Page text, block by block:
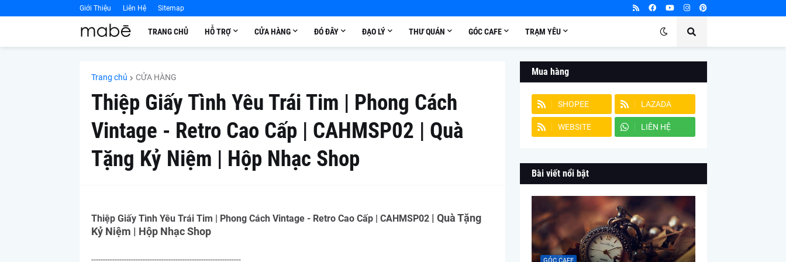
Giới Thiệu Liên Hệ Sitemap
TRANG CHỦ HỖ TRỢ CỬA HÀNG ĐÓ ĐÂY ĐẠO LÝ THƯ QUÁN GÓC CAFE TRẠM YÊU
Trang chủ CỬA HÀNG
Thiệp Giấy Tình Yêu Trái Tim | Phong Cách
Vintage - Retro Cao Cấp | CAHMSP02 | Quà
Tặng Kỷ Niệm | Hộp Nhạc Shop
Thiệp Giấy Tình Yêu Trái Tim | Phong Cách Vintage - Retro Cao Cấp | CAHMSP02| Quà Tặng
Kỷ Niệm | Hộp Nhạc Shop
----------------------------------------------------------------
Mua hàng
SHOPEE LAZADA
WEBSITE LIÊN HỆ
Bài viết nổi bật
GÓC CAFE